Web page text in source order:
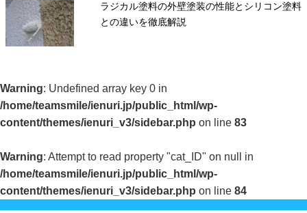
ラジカル塗料の外壁塗装の性能とシリコン塗料
との違いを徹底解説
Warning: Undefined array key 0 in
/home/teamsmile/ienuri.jp/public_html/wp-
content/themes/ienuri_v3/sidebar.php on line 83
Warning: Attempt to read property "cat_ID" on null in
/home/teamsmile/ienuri.jp/public_html/wp-
content/themes/ienuri_v3/sidebar.php on line 84